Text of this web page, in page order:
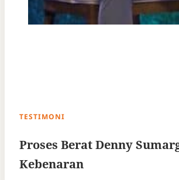
TESTIMONI
Proses Berat Denny
Kebenaran